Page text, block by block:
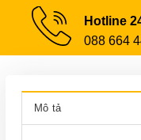
Hotline
088 664
Mô tả